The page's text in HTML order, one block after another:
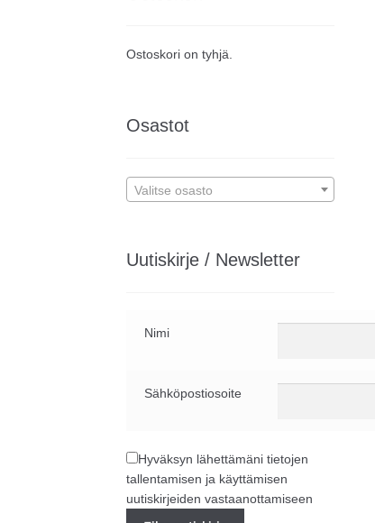
Ostoskori on tyhjä.
Osastot
Valitse osasto
Uutiskirje / Newsletter
Nimi
Sähköpostiosoite
Hyväksyn lähettämäni tietojen
tallentamisen ja käyttämisen
uutiskirjeiden vastaanottamiseen